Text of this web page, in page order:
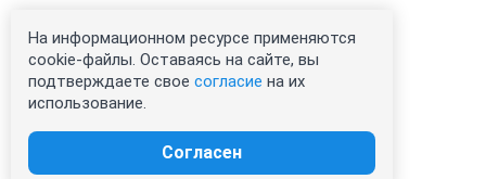
На информационном ресурсе применяются
cookie-файлы. Оставаясь на сайте, вы
подтверждаете свое согласие на их
использование.
Согласен